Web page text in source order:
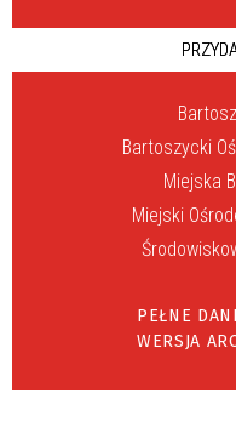
Bartoszycki
Miejska
Miejski
PEŁNE
WERSJA